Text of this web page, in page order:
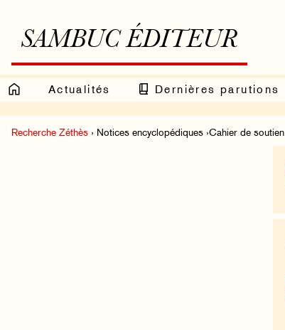
SAMBUC ÉDITEUR
Actualités Dernières parutions
Recherche Zéthès › Notices encyclopédiques ›Cahier de soutien